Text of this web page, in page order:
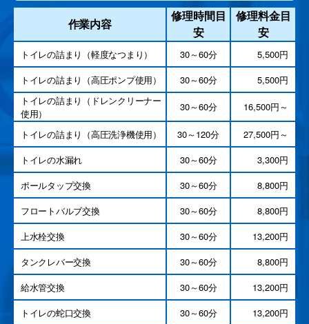
作業内容
修理時間目
安
修理料金目
安
トイレの詰まり（軽度なつまり） 30～60分
5,500円
トイレの詰まり（高圧ポンプ使用）
30～60分
5,500円
トイレの詰まり（ドレンクリーナー
使用）
30～60分 16,500円～
トイレの詰まり（高圧洗浄機使用） 30～120分
27,500円～
トイレの水漏れ
30～60分
3,300円
ポールタップ交換
30～60分
8,800円
フロートバルブ交換
30～60分
8,800円
上水栓交換
30～60分
13,200円
タンクレバー交換
30～60分
8,800円
給水管交換
30～60分
13,200円
トイレの蛇口交換
30～60分
13,200円